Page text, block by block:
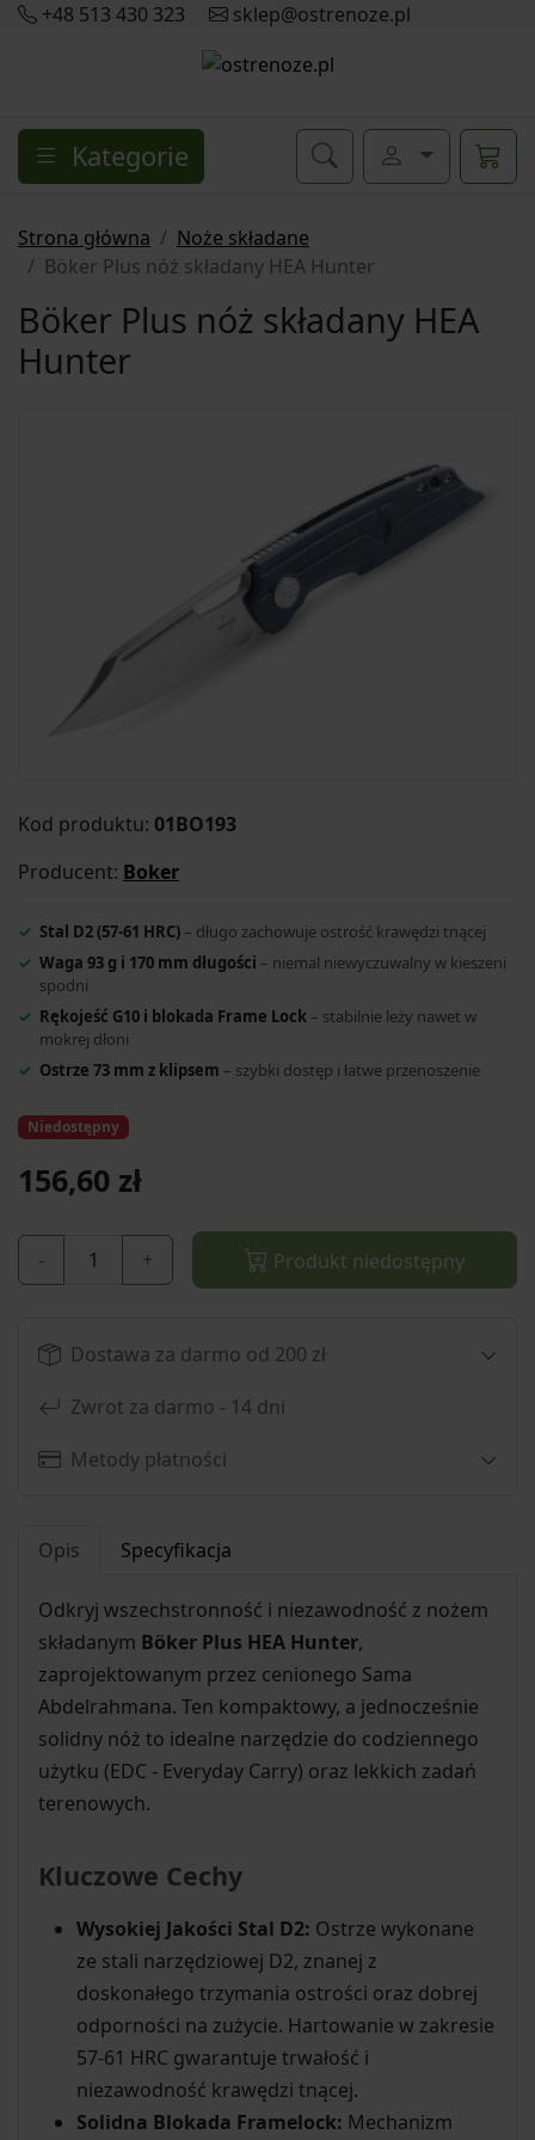
+48 513 430 323 sklep@ostrenoze.pl
Kategorie
Strona główna
Noże składane
Böker Plus nóż składany HEA Hunter
Böker Plus nóż składany HEA
Hunter
Kod produktu: 01BO193
Producent: Boker
Stal D2 (57-61 HRC) – długo zachowuje ostrość krawędzi tnącej
Waga 93 g i 170 mm długości – niemal niewyczuwalny w kieszeni
spodni
Rękojeść G10 i blokada Frame Lock – stabilnie leży nawet w
mokrej dłoni
Ostrze 73 mm z klipsem – szybki dostęp i łatwe przenoszenie
Niedostępny
156,60 zł
- + Produkt niedostępny
Dostawa za darmo od 200 zł
Zwrot za darmo - 14 dni
Metody płatności
Opis Specyfikacja
Odkryj wszechstronność i niezawodność z nożem
składanym Böker Plus HEA Hunter,
zaprojektowanym przez cenionego Sama
Abdelrahmana. Ten kompaktowy, a jednocześnie
solidny nóż to idealne narzędzie do codziennego
użytku (EDC - Everyday Carry) oraz lekkich zadań
terenowych.
Kluczowe Cechy
Wysokiej Jakości Stal D2: Ostrze wykonane
ze stali narzędziowej D2, znanej z
doskonałego trzymania ostrości oraz dobrej
odporności na zużycie. Hartowanie w zakresie
57-61 HRC gwarantuje trwałość i
niezawodność krawędzi tnącej.
Solidna Blokada Framelock: Mechanizm